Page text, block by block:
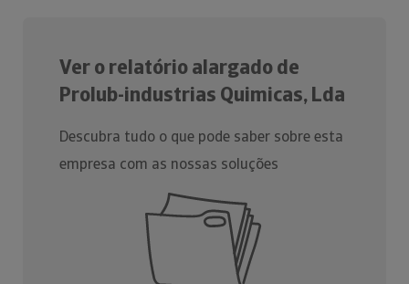
Ver o relatório alargado de
Prolub-industrias Quimicas, Lda
Descubra tudo o que pode saber sobre esta
empresa com as nossas soluções